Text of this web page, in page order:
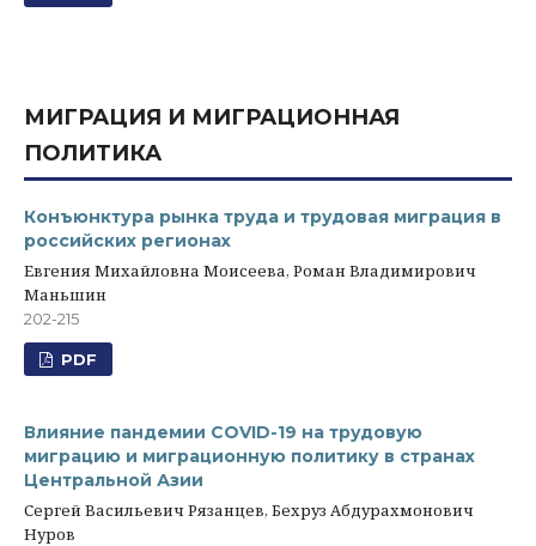
МИГРАЦИЯ И МИГРАЦИОННАЯ
ПОЛИТИКА
Конъюнктура рынка труда и трудовая миграция в
российских регионах
Евгения Михайловна Моисеева, Роман Владимирович
Маньшин
202-215
PDF
Влияние пандемии COVID-19 на трудовую
миграцию и миграционную политику в странах
Центральной Азии
Сергей Васильевич Рязанцев, Бехруз Абдурахмонович
Нуров